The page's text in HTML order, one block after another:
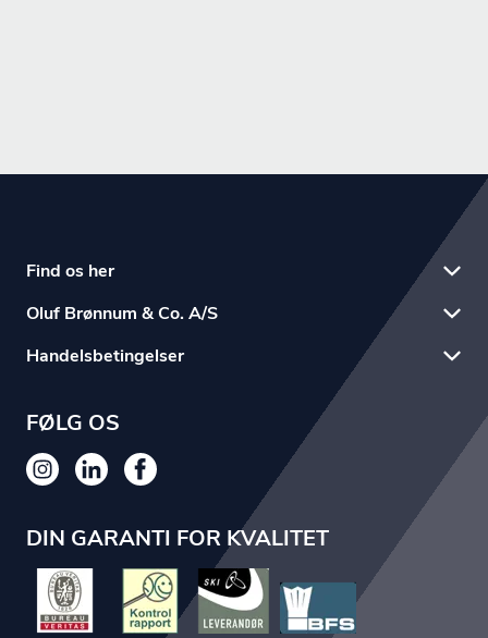
Find os her
Oluf Brønnum & Co. A/S
Handelsbetingelser
FØLG OS
DIN GARANTI FOR KVALITET